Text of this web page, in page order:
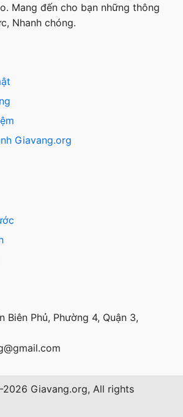
Mang đến cho bạn những thông
Nhanh chóng.
Giavang.org
Phủ, Phường 4, Quận 3,
Giavang.org, All rights